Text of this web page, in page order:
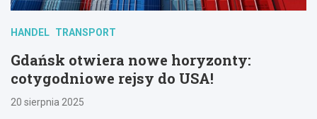
HANDEL TRANSPORT
Gdańsk otwiera nowe horyzonty:
cotygodniowe rejsy do USA!
20 sierpnia 2025